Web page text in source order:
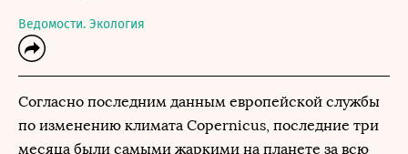
Ведомости. Экология
Согласно последним данным европейской службы
по изменению климата Copernicus, последние три
месяца были самыми жаркими на планете за всю